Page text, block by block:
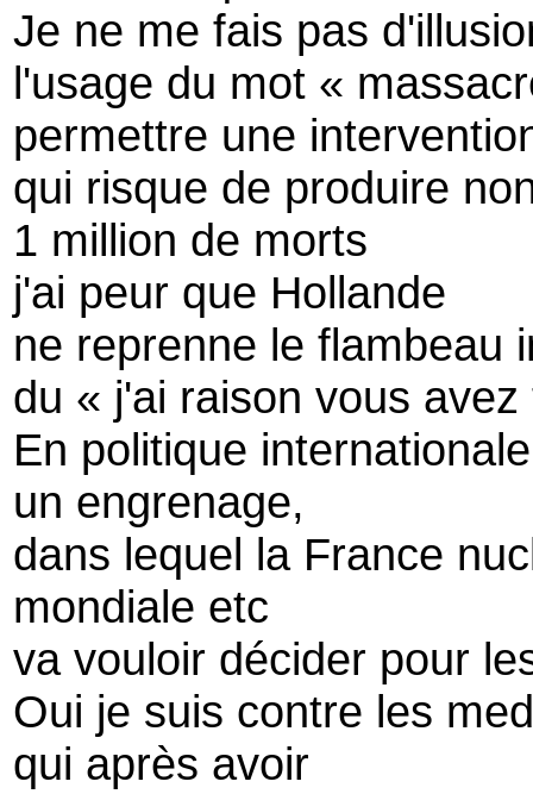
Je ne me fais pas
l'usage du mot «
permettre une
qui risque de produire
1 million de morts
j'ai peur que Hollande
ne reprenne le flambeau
du « j'ai raison vous avez
En politique internationale
un engrenage,
dans lequel la France
mondiale etc
va vouloir décider pour
Oui je suis contre les
qui après avoir